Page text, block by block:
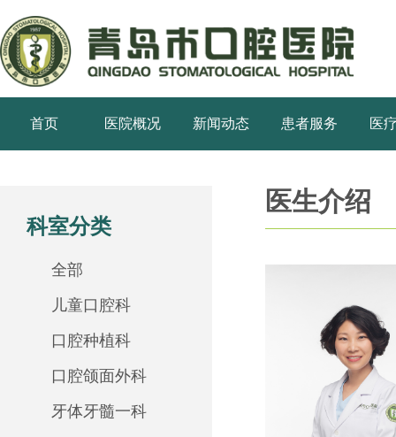
首页 医院概况 新闻动态 患者服务 医
科室分类
全部
儿童口腔科
口腔种植科
口腔颌面外科
牙体牙髓一科
医生介绍